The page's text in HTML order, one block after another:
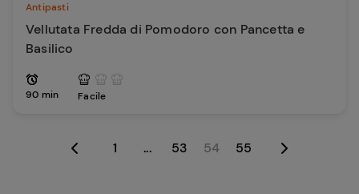
Antipasti
Vellutata Fredda di Pomodoro con Pancetta e
Basilico
90 min Facile
1 ... 53 54 55